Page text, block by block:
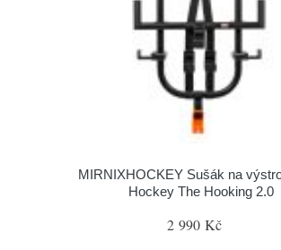
MIRNIXHOCKEY Sušák na
Hockey The Hooking 2.0
2 990 Kč